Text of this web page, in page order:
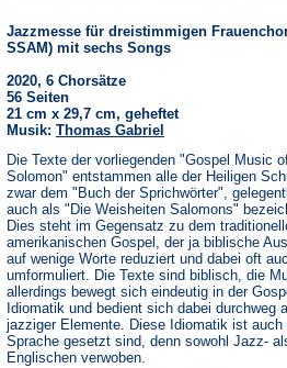
Jazzmesse für dreistimmigen
SSAM) mit sechs Songs
2020, 6 Chorsätze
56 Seiten
21 cm x 29,7 cm, geheftet
Musik: Thomas Gabriel
Die Texte der vorliegenden "Gospel Music
Solomon" entstammen alle der Heiligen
zwar dem "Buch der Sprichwörter",
auch als "Die Weisheiten Salomons"
Dies steht im Gegensatz zu dem
amerikanischen Gospel, der ja biblische
auf wenige Worte reduziert und dabei oft
umformuliert. Die Texte sind biblisch, die
allerdings bewegt sich eindeutig in der
Idiomatik und bedient sich dabei durchweg
jazziger Elemente. Diese Idiomatik ist
Sprache gesetzt sind, denn sowohl Jazz-
Englischen verwoben.